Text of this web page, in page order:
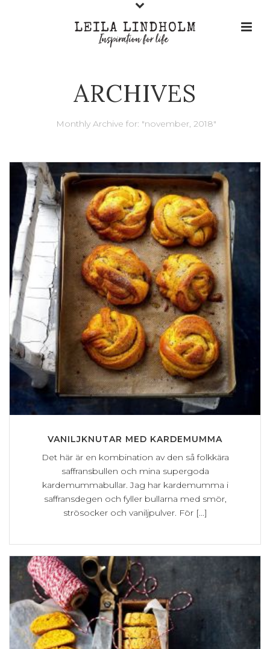
ARCHIVES
Monthly Archive for: "november, 2018"
VANILJKNUTAR MED KARDEMUMMA
Det här är en kombination av den så folkkära
saffransbullen och mina supergoda
kardemummabullar. Jag har kardemumma i
saffransdegen och fyller bullarna med smör,
strösocker och vaniljpulver. För [...]